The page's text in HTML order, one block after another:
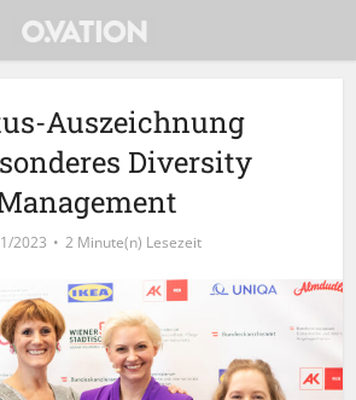
Auszeichnung
Diversity
2023 2 Minute(n) Lesezeit